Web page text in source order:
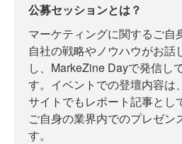
公募セッションとは？
マーケティングに関するご自
自社の戦略やノウハウがお話
し、MarkeZine Dayで発信し
す。イベントでの登壇内容は
サイトでもレポート記事とし
ご自身の業界内でのプレゼン
す。